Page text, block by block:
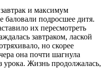
и максимум
баловали подросшее дитя.
их пересмотреть
завтраком, лаской
но скорее
она почти шагнула
урока. Жизнь продолжалась,